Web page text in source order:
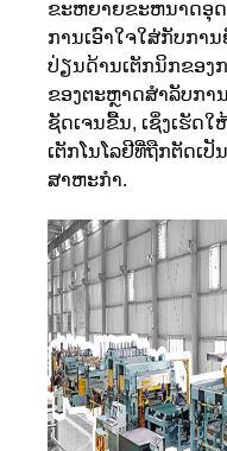
ຂະຫຍາຍຂະຫນາດອຸ
ການເອົາໃຈໃສ່ກັບກາ
ປ່ຽນດ້ານເຕັກນິກຂອງ
ຂອງຕະຫຼາດສໍາລັບກາ
ຊັດເຈນຂື້ນ, ເຊິ່ງເຮັດ
ເຕັກໂນໂລຢີທີ່ຖືກຕັດເ
ສາຫະກໍາ.